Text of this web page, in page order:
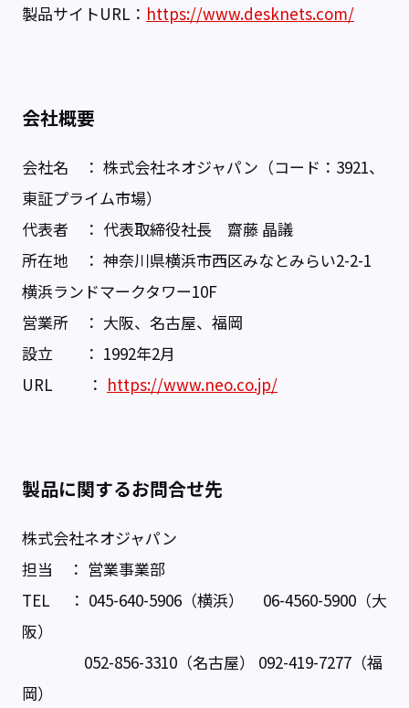
製品サイトURL： https://www.desknets.com/
会社概要
会社名 ： 株式会社ネオジャパン（コード：3921、
東証プライム市場）
代表者 ： 代表取締役社長 齋藤 晶議
所在地 ： 神奈川県横浜市西区みなとみらい2-2-1
横浜ランドマークタワー10F
営業所 ： 大阪、名古屋、福岡
設立 ： 1992年2月
URL ： https://www.neo.co.jp/
製品に関するお問合せ先
株式会社ネオジャパン
担当 ： 営業事業部
TEL ： 045-640-5906（横浜） 06-4560-5900（大
阪）
052-856-3310（名古屋） 092-419-7277（福
岡）